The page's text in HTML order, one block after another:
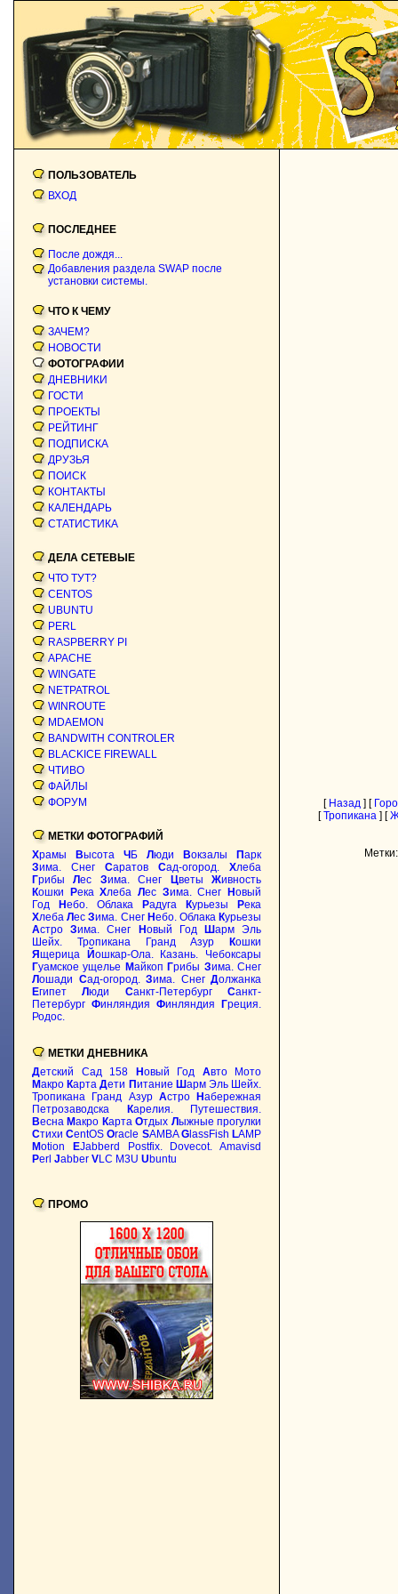
ПОЛЬЗОВАТЕЛЬ
ВХОД
ПОСЛЕДНЕЕ
После дождя...
Добавления раздела SWAP после
установки системы.
ЧТО К ЧЕМУ
ЗАЧЕМ?
НОВОСТИ
ФОТОГРАФИИ
ДНЕВНИКИ
ГОСТИ
ПРОЕКТЫ
РЕЙТИНГ
ПОДПИСКА
ДРУЗЬЯ
ПОИСК
КОНТАКТЫ
КАЛЕНДАРЬ
СТАТИСТИКА
ДЕЛА СЕТЕВЫЕ
ЧТО ТУТ?
CENTOS
UBUNTU
PERL
RASPBERRY PI
APACHE
WINGATE
NETPATROL
WINROUTE
MDAEMON
BANDWITH CONTROLER
BLACKICE FIREWALL
ЧТИВО
ФАЙЛЫ
ФОРУМ
МЕТКИ ФОТОГРАФИЙ
Храмы Высота Ч Б Люди Вокзалы Парк
Зима. Снег Саратов Сад-огород. Хлеба
Грибы Лес Зима. Снег Цветы Живность
Кошки Река Хлеба Лес Зима. Снег Новый
Год
Небо. Облака Радуга Курьезы Река
Хлеба Лес Зима. Снег Небо. Облака Курьезы
Астро Зима. Снег Новый Год Шарм Эль
Шейх. Тропикана Гранд Азур
Кошки
Я щерица Йошкар-Ола. Казань. Чебоксары
Гуамское ущелье Майкоп Грибы Зима. Снег
Лошади Сад-огород. Зима. Снег Должанка
Египет Люди Санкт-Петербург Санкт-
Петербург Финляндия Финляндия Греция.
Родос.
МЕТКИ ДНЕВНИКА
Детский Сад 158 Новый Год Авто Мото
Макро Карта Дети Питание Шарм Эль Шейх.
Тропикана Гранд Азур Астро Набережная
Петрозаводска
Карелия. Путешествия.
Весна Макро Карта Отдых Лыжные прогулки
Стихи CentOS Oracle SAMBA GlassFish LAMP
Motion EJabberd
Postfix. Dovecot. Amavisd
Perl Jabber VLC M3U Ubuntu
ПРОМО
[ Назад] [
[Тропикана ] [